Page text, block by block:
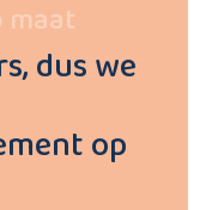
maat
dus we
op